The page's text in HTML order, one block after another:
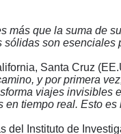
más que la suma de
son
Santa Cruz
y por primera
viajes invisibles
tiempo real. Esto
del Instituto de